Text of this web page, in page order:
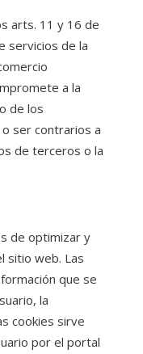
arts. 11 y 16 de
servicios de la
a la
de los
ser contrarios a
de terceros o la
de optimizar y
sitio web. Las
que se
la
cookies sirve
por el portal